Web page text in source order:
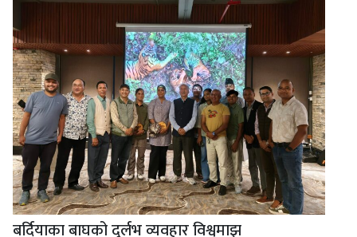
बर्दियाका बाघको दुर्लभ व्यवहार विश्वमाझ